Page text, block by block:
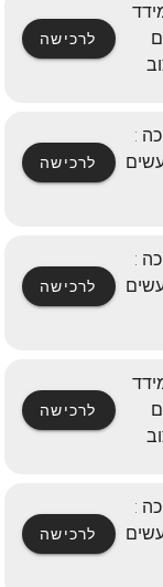
לרכישה
:
לרכישה
:
לרכישה
לרכישה
:
לרכישה